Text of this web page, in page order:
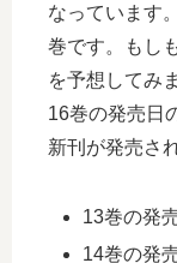
なっています
巻です。もし
を予想してみ
16巻の発売日
新刊が発売さ
13巻の発
14巻の発